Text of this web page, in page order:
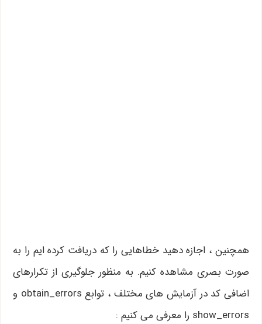
همچنین ، اجازه دهید خطاهایی را که دریافت کرده ایم را به
صورت بصری مشاهده کنیم. به منظور جلوگیری از تکرارهای
اضافی کد در آزمایش های مختلف ، توابع obtain_errors و
show_errors را معرفی می کنیم :